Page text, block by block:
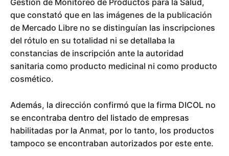
que constató que en las imágenes de la publicación
de Mercado Libre no se distinguían las inscripciones
del rótulo en su totalidad ni se detallaba la
constancias de inscripción ante la autoridad
sanitaria como producto medicinal ni como producto
cosmético.
Además, la dirección confirmó que la firma DICOL no
se encontraba dentro del listado de empresas
habilitadas por la Anmat, por lo tanto, los productos
tampoco se encontraban autorizados por este ente.